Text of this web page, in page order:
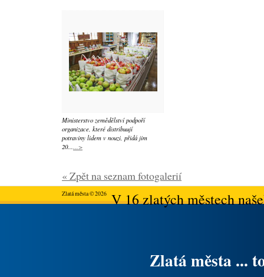
Ministerstvo zemědělství podpoří
organizace, které distribuují
potraviny lidem v nouzi, přidá jim
20......>
« Zpět na seznam fotogalerií
Zlatá města © 2026V 16 zlatých městech
Zlatá města ...